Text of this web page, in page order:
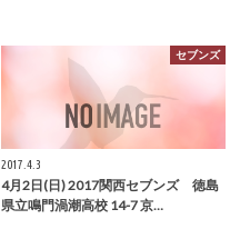
セブンズ
2017.4.3
4月2日(日) 2017関西セブンズ 徳島
県立鳴門渦潮高校 14-7 京…